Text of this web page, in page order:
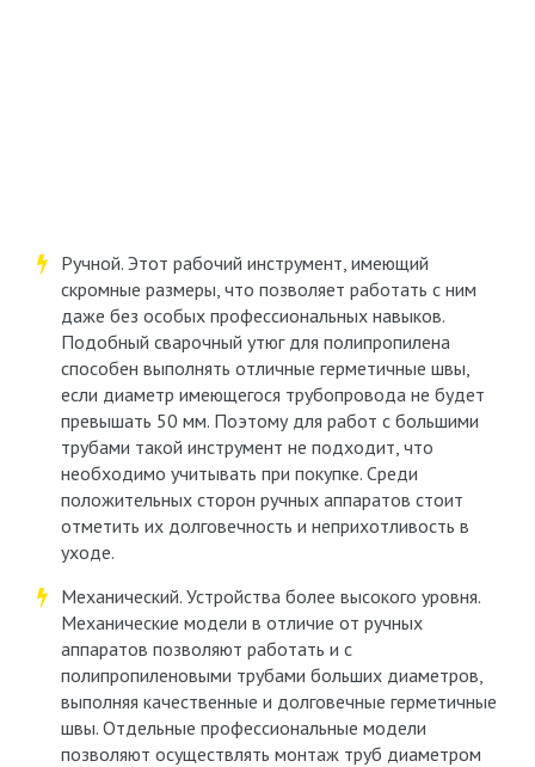
Ручной. Этот рабочий инструмент, имеющий
скромные размеры, что позволяет работать с ним
даже без особых профессиональных навыков.
Подобный сварочный утюг для полипропилена
способен выполнять отличные герметичные швы,
если диаметр имеющегося трубопровода не будет
превышать 50 мм. Поэтому для работ с большими
трубами такой инструмент не подходит, что
необходимо учитывать при покупке. Среди
положительных сторон ручных аппаратов стоит
отметить их долговечность и неприхотливость в
уходе.
Механический. Устройства более высокого уровня.
Механические модели в отличие от ручных
аппаратов позволяют работать и с
полипропиленовыми трубами больших диаметров,
выполняя качественные и долговечные герметичные
швы. Отдельные профессиональные модели
позволяют осуществлять монтаж труб диаметром